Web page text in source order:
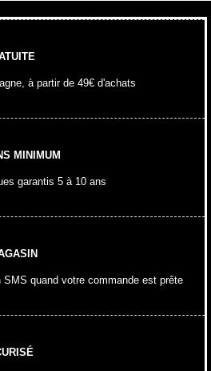
à partir de 49€ d'achats
MINIMUM
garantis 5 à 10 ans
SMS quand votre commande est prête